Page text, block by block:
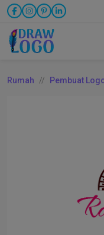
Rumah Pembuat